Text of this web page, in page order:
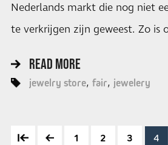
Nederlands markt die nog niet
te verkrijgen zijn geweest. Zo is
READ MORE
jewelry store fair jewelery
1 2 3 4